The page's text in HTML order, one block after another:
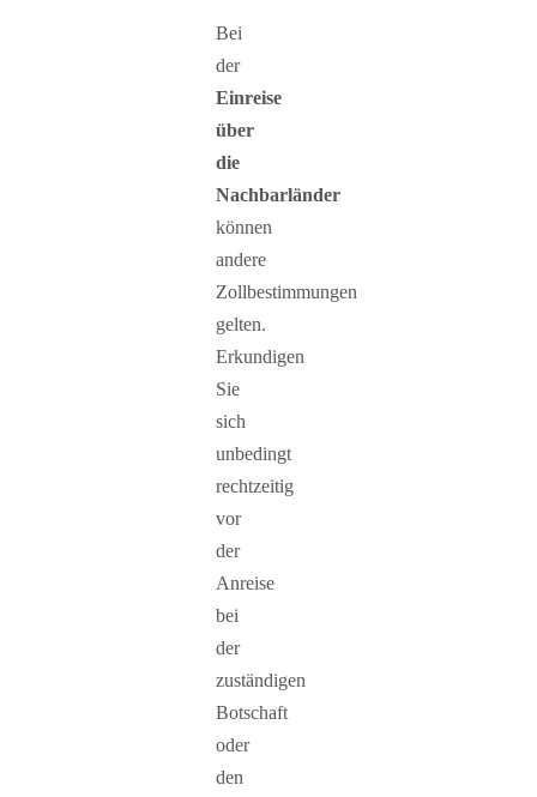
Bei
der
Einreise
über
die
Nachbarländer
können
andere
Zollbestimmungen
gelten.
Erkundigen
Sie
sich
unbedingt
rechtzeitig
vor
der
Anreise
bei
der
zuständigen
Botschaft
oder
den